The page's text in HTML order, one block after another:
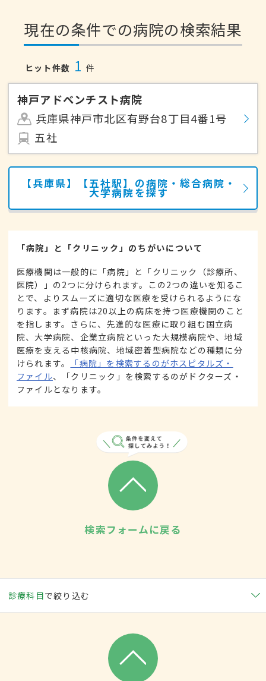
現在の条件での病院の検索結果
ヒット件数 1 件
神戸アドベンチスト病院
兵庫県神戸市北区有野台8丁目4番1号
五社
【兵庫県】【五社駅】の病院・総合病院・
大学病院を探す
「病院」と「クリニック」のちがいについて
医療機関は一般的に「病院」と「クリニック（診療所、
医院）」の2つに分けられます。この2つの違いを知るこ
とで、よりスムーズに適切な医療を受けられるようにな
ります。まず病院は20以上の病床を持つ医療機関のこと
を指します。さらに、先進的な医療に取り組む国立病
院、大学病院、企業立病院といった大規模病院や、地域
医療を支える中核病院、地域密着型病院などの種類に分
けられます。
「病院」を検索するのがホスピタルズ・
ファイル、「クリニック」を検索するのがドクターズ・
ファイルとなります。
検索フォームに戻る
診療科目で絞り込む